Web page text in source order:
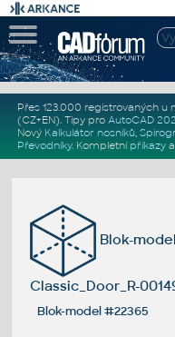
Přes 123.000 registrovaných u
(CZ+EN). Tipy pro AutoCAD
Nový Kalkulátor nosníků,
Převodníky. Kompletní příkazya
Blok-
Classic_Door_R-
Blok-model #22365